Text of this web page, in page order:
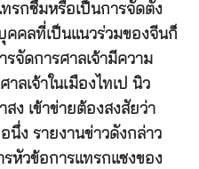
รกซึมหรือเป็นการจัดตั้ง
คลที่เป็นแนวร่วมของจีนก็
จัดการศาลเจ้ามีความ
ลเจ้าในเมืองไทเป นิว
สง เข้าข่ายต้องสงสัยว่า
ง รายงานข่าวดังกล่าว
หัวข้อการแทรกแซงของ